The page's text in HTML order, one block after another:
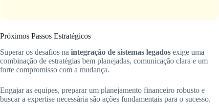
Próximos Passos Estratégicos
Superar os desafios na integração de sistemas legados exige uma
combinação de estratégias bem planejadas, comunicação clara e um
forte compromisso com a mudança.
Engajar as equipes, preparar um planejamento financeiro robusto e
buscar a expertise necessária são ações fundamentais para o sucesso.